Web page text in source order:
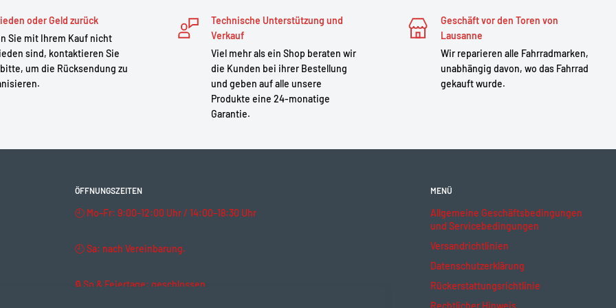
und Schmutz in den
und den Controller.
oder Geld zurück
Sie mit Ihrem Kauf nicht
sind, kontaktieren Sie
um die Rücksendung zu
Technische Unterstützung und
Verkauf
Viel mehr als ein Shop beraten wir
die Kunden bei ihrer Bestellung
und geben auf alle unsere
Produkte eine 24-monatige
Garantie.
Geschäft vor den Toren von
Lausanne
Wir reparieren alle Fahrradmarken,
unabhängig davon, wo das Fahrrad
gekauft wurde.
ÖFFNUNGSZEITEN
🕘 Mo–Fr: 9:00–12:00 Uhr / 14:00–18:30 Uhr
🕘 Sa: nach Vereinbarung.
🔒 So & Feiertage: geschlossen
MENÜ
Allgemeine Geschäftsbedingungen
und Servicebedingungen
Versandrichtlinien
Datenschutzerklärung
Rückerstattungsrichtlinie